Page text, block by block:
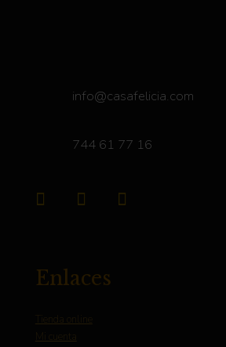
info@casafelicia.com
744 61 77 16
Enlaces
Tienda online
Mi cuenta